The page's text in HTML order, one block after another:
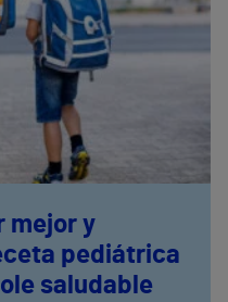
mejor y
pediátrica
saludable